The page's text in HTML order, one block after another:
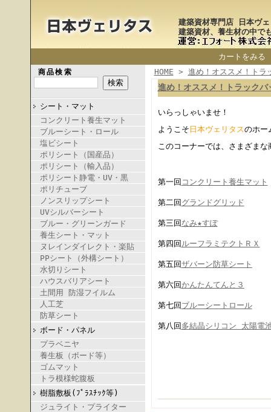
建築資材専門店 日本ヴェ
建築資材、養生材の中で
カートをみる
商品検索
シート・マット
コンクリート養生マット
ブルーシート・ロール
塩ビシート
ポリシート（国産品）
ポリシート（輸入品）
ポリシート静電・UV・黒
ポリチューブ
ノンスリップシート
UVシルバーシート
ブルー・グリーンガード
養生シート・マット
ヌレインダイレクト・楽貼
PPシート（外構シート）
水切りシート
ハウスバリアシート
土間用 防湿フイルム
人工芝
防草シート
ボード・パネル
プラベニヤ
養生板（ボード等）
ゴムマット
トラ模様蛇腹板
樹脂敷板(ﾌﾟﾗｽﾁｯｸ等)
ジュライト・プライター
HOME > 進め！オススメ！トラ
進め！オススメ！トラックバ
いらっしゃいませ！
ようこそ 日本ヴェリタスのホー
このコーナーでは、さまざま
第一回 コンクリート養生マット
第二回 グランドグリッド
第三回 なみ★すぽ
第四回 ルーフラミテクトＲＸ
第五回ザバーン防草シート
第六回かんたんてんと３
第七回 ブルーシートロール
第八回 多結晶シリコン 太陽電